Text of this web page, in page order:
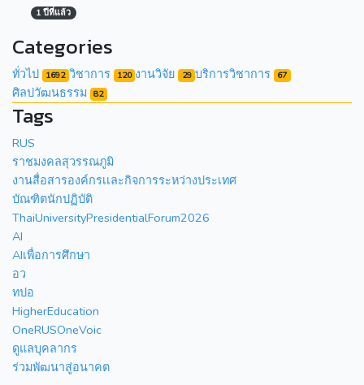
1 ปีที่แล้ว
Categories
ทั่วไป 1692 วิชาการ 120 งานวิจัย 29 บริการวิชาการ 67
ศิลปวัฒนธรรม 82
Tags
RUS
ราชมงคลสุวรรณภูมิ
งานสื่อสารองค์กรเเละกิจการระหว่างประเทศ
บัณฑิตนักปฏิบัติ
ThaiUniversityPresidentialForum2026
AI
AIเพื่อการศึกษา
อว
ทปอ
HigherEducation
OneRUSOneVoic
ดูแลบุคลากร
ร่วมพัฒนาสู่อนาคต